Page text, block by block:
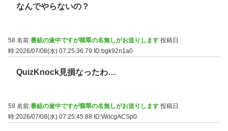
なんでやらないの？
58 名前:番組の途中ですが翡翠の名無しがお送りします 投稿日
時:2026/07/08(水) 07:25:36.79
ID:bgk92n1a0
QuizKnock見損なったわ…
59 名前:番組の途中ですが翡翠の名無しがお送りします 投稿日
時:2026/07/08(水) 07:25:45.88 ID:WdcgACSp0